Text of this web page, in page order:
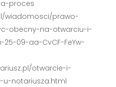
proces
wiadomosci/prawo-
obecny-na-otwarciu-i-
09-aa-CvCF-FeYw-
otwarcie-i-
notariusza.html